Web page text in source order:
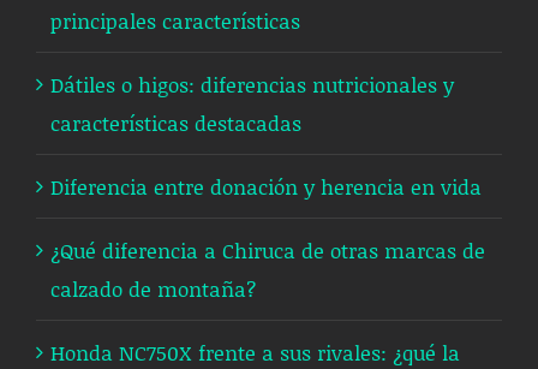
principales características
Dátiles o higos: diferencias nutricionales y
características destacadas
Diferencia entre donación y herencia en vida
¿Qué diferencia a Chiruca de otras marcas de
calzado de montaña?
Honda NC750X frente a sus rivales: ¿qué la